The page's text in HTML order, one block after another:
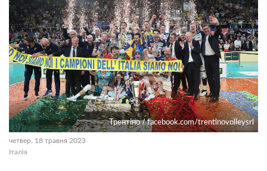
Трентіно / facebook.com/trentinovolleysrl
четвер, 18 травня 2023
Італія